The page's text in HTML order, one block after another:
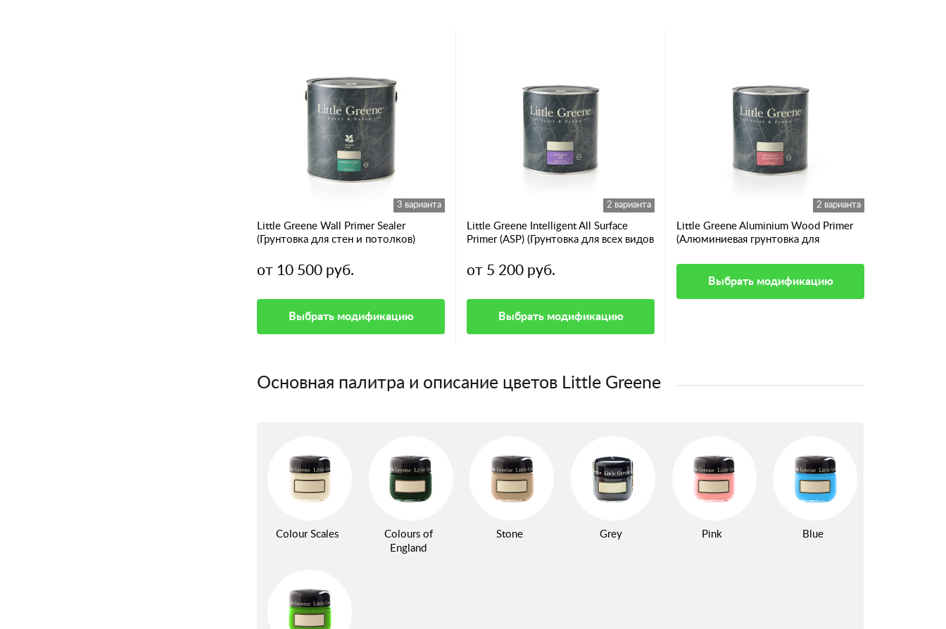
3 варианта
Little Greene Wall Primer Sealer
(Грунтовка для стен и потолков)
от 10 500 руб.
Выбрать модификацию
2 варианта
Little Greene Intelligent All Surface
Primer (ASP) (Грунтовка для всех видов
от 5 200 руб.
Выбрать модификацию
2 варианта
Little Greene Aluminium Wood Primer
(Алюминиевая грунтовка для
Выбрать модификацию
Основная палитра и описание цветов Little Greene
Colour Scales
Colours of
England
Stone Grey Pink Blue